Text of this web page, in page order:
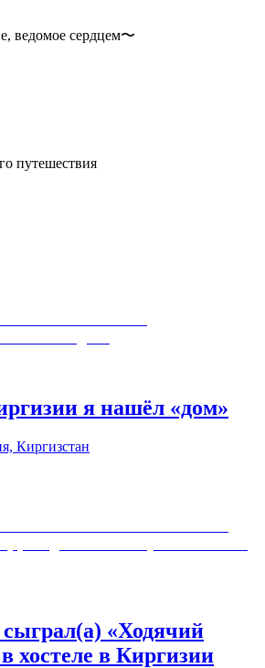
ведомое сердцем〜
путешествия
я нашёл «дом»
Киргизстан
«Ходячий
хостеле в Киргизии